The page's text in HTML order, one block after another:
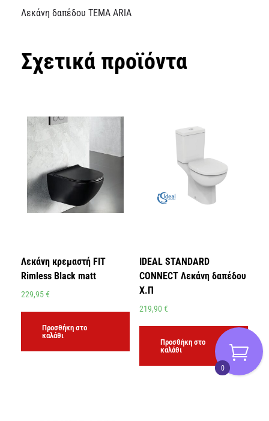
Λεκάνη δαπέδου TEMA ARIA
Σχετικά προϊόντα
Λεκάνη κρεμαστή FIT
Rimless Black matt
229,95€
Προσθήκη στο
καλάθι
IDEAL STANDARD
CONNECT Λεκάνη δαπέδου
Χ.Π
219,90 €
Προσθήκη στο
καλάθι
0